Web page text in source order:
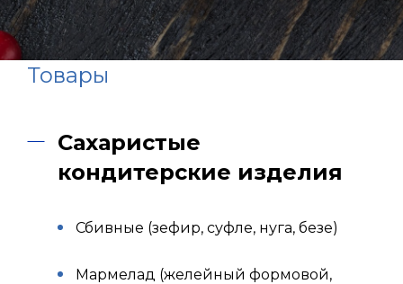
Товары
Сахаристые
кондитерские изделия
Сбивные (зефир, суфле, нуга, безе)
Мармелад (желейный формовой,